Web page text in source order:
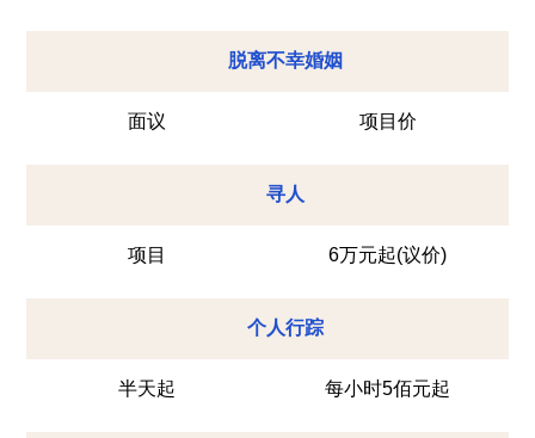
脱离不幸婚姻
面议 项目价
寻人
项目 6万元起(议价)
个人行踪
半天起 每小时5佰元起